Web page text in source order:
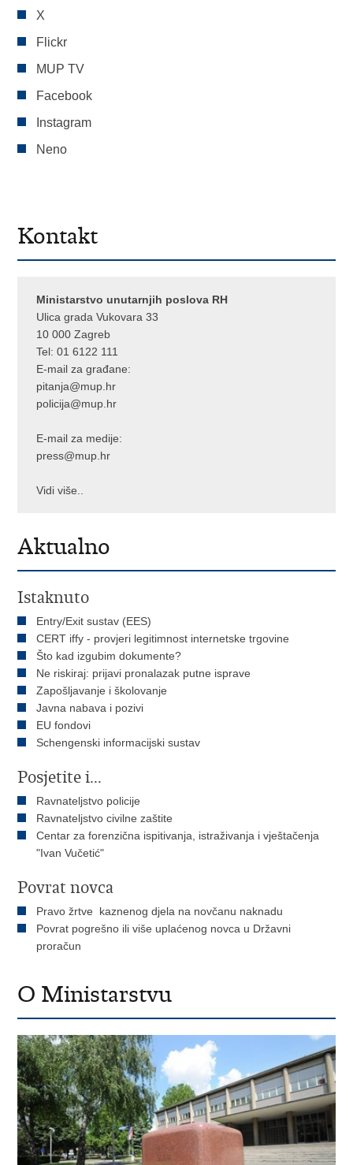
X
Flickr
MUP TV
Facebook
Instagram
Neno
Kontakt
Ministarstvo unutarnjih poslova RH
Ulica grada Vukovara 33
10 000 Zagreb
Tel:01 6122 111
E-mail za građane:
pitanja@mup.hr
policija@mup.hr
E-mail za medije:
press@mup.hr
Vidi više..
Aktualno
Istaknuto
Entry/Exit sustav (EES)
CERT iffy - provjeri legitimnost internetske trgovine
Što kad izgubim dokumente?
Ne riskiraj: prijavi pronalazak putne isprave
Zapošljavanje i školovanje
Javna nabava i pozivi
EU fondovi
Schengenski informacijski sustav
Posjetite i...
Ravnateljstvo policije
Ravnateljstvo civilne zaštite
Centar za forenzična ispitivanja, istraživanja i vještačenja
"Ivan Vučetić"
Povrat novca
Pravo žrtve kaznenog djela na novčanu naknadu
Povrat pogrešno ili više uplaćenog novca u Državni
proračun
O Ministarstvu